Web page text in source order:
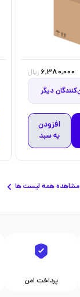
6,380,000 ریال
افزودن
به سبد
مشاهده همه لیست ها
پرداخت امن